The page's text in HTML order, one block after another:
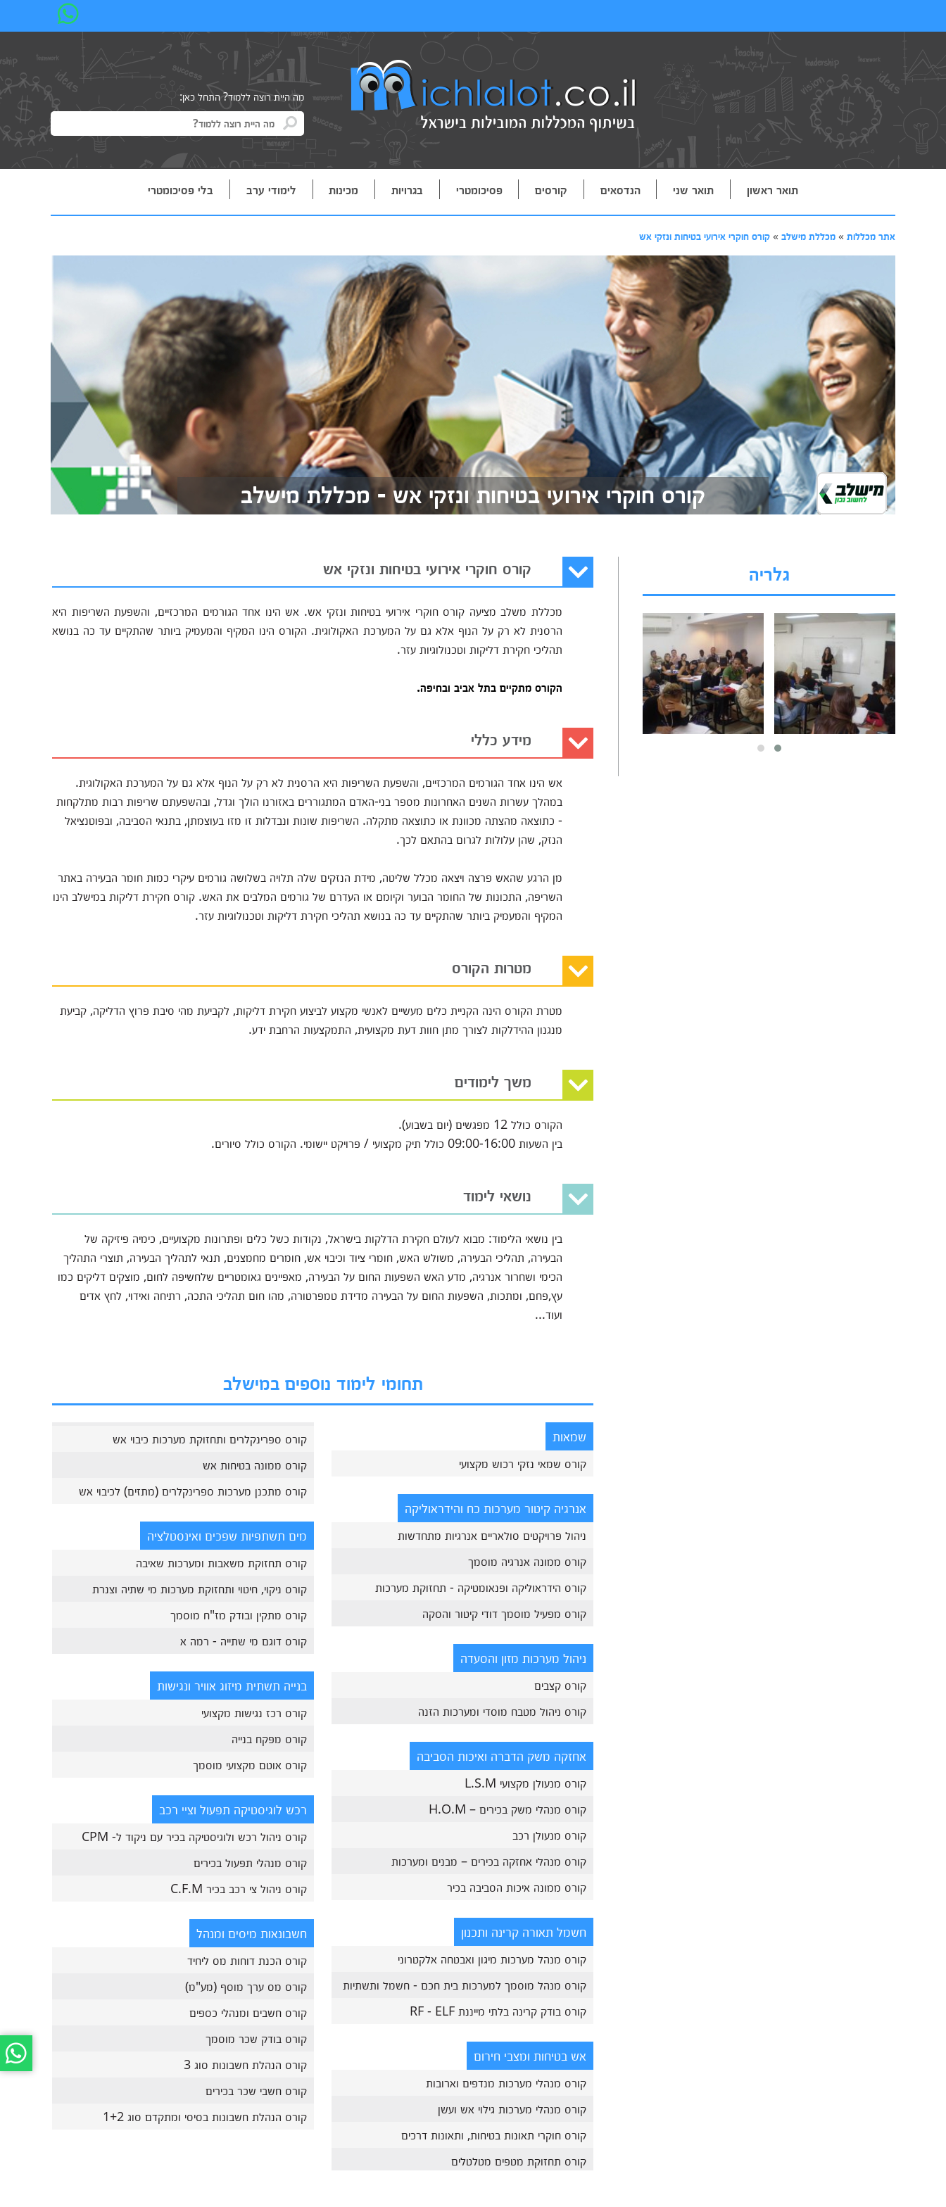
מה היית רוצה ללמוד? התחל כאן:
תואר ראשון תואר שני הנדסאים קורסים פסיכומטרי בגרויות מכינות לימודי ערב בלי פסיכומטרי
אתר מכללות » מכללת מישלב » קורס חוקרי אירועי בטיחות ונזקי אש
קורס חוקרי אירועי בטיחות ונזקי אש - מכללת מישלב
גלריה קורס חוקרי אירועי בטיחות ונזקי אש
מכללת משלב מציעה קורס חוקרי אירועי בטיחות ונזקי אש. אש הינו אחד הגורמים המרכזיים, והשפעת השריפות היא
הרסנית לא רק על הנוף אלא גם על המערכת האקולוגית. הקורס הינו המקיף והמעמיק ביותר שהתקיים עד כה בנושא
תהליכי חקירת דליקות וטכנולוגיות עזר.
הקורס מתקיים בתל אביב ובחיפה.
מידע כללי
אש הינו אחד הגורמים המרכזיים, והשפעת השריפות היא הרסנית לא רק על הנוף אלא גם על המערכת האקולוגית.
במהלך עשרות השנים האחרונות מספר בני-האדם המתגוררים באזורנו הולך וגדל, ובהשפעתם שריפות רבות מתלקחות
- כתוצאה מהצתה מכוונת או כתוצאה מתקלה. השריפות שונות ונבדלות זו מזו בעוצמתן, בתנאי הסביבה, ובפוטנציאל
הנזק, שהן עלולות לגרום בהתאם לכך.
מן הרגע שהאש פרצה ויצאה מכלל שליטה, מידת הנזקים שלה תלויה בשלושה גורמים עיקרי כמות חומר הבעירה באתר
השריפה, התכונות של החומר הבוער וקיומם או העדרם של גורמים המלבים את האש. קורס חקירת דליקות במישלב הינו
המקיף והמעמיק ביותר שהתקיים עד כה בנושא תהליכי חקירת דליקות וטכנולוגיות עזר.
מטרות הקורס
מטרת הקורס הינה הקניית כלים מעשיים לאנשי מקצוע לביצוע חקירת דליקות, לקביעת מהי סיבת פרוץ הדליקה, קביעת
מנגנון ההידלקות לצורך מתן חוות דעת מקצועית, התמקצעות הרחבת ידע.
משך לימודים
הקורס כולל 12 מפגשים (יום בשבוע).
בין השעות 09:00-16:00 כולל תיק מקצועי / פרויקט יישומי. הקורס כולל סיורים.
נושאי לימוד
בין נושאי הלימוד: מבוא לעולם חקירת הדלקות בישראל, נקודות כשל כלים ופתרונות מקצועיים, כימיה פיזיקה של
הבעירה, תהליכי הבעירה, משולש האש, חומרי ציוד וכיבוי אש, חומרים מחמצנים, תנאי לתהליך הבעירה, תוצרי התהליך
הכימי ושחרור אנרגיה, מדע האש השפעות החום על הבעירה, מאפיינים גאומטריים שלחשיפה לחום, מוצקים דליקים כמו
עץ,פחם, ומתכות, השפעות החום על הבעירה מדידת טמפרטורה, מהו חום תהליכי התכה, רתיחה ואידוי, לחץ אדים
ועוד...
תחומי לימוד נוספים במישלב
שמאות
קורס שמאי נזקי רכוש מקצועי
אנרגיה קיטור מערכות כח והידראוליקה
ניהול פרויקטים סולאריים אנרגיות מתחדשות
קורס ממונה אנרגיה מוסמך
קורס הידראוליקה ופנאומטיקה - תחזוקת מערכות
קורס מפעיל מוסמך דודי קיטור והסקה
ניהול מערכות מזון והסעדה
קורס קצבים
קורס ניהול מטבח מוסדי ומערכות הזנה
אחזקה משק הדברה ואיכות הסביבה
קורס מנעולן מקצועי L.S.M
קורס מנהלי משק בכירים – H.O.M
קורס מנעולן רכב
קורס מנהלי אחזקה בכירים – מבנים ומערכות
קורס ממונה איכות הסביבה בכיר
חשמל תאורה קרינה ותכנון
קורס מנהל מערכות מיגון ואבטחה אלקטרוני
קורס מנהל מוסמך למערכות בית חכם - חשמל ותשתיות
קורס בודק קרינה בלתי מייננת RF - ELF
אש בטיחות ומצבי חירום
קורס מנהלי מערכות מנדפים וארובות
קורס מנהלי מערכות גילוי אש ועשן
קורס חוקרי תאונות בטיחות, ותאונות דרכים
קורס תחזוקת מטפים מטלטלים
קורס ספרינקלרים ותחזוקת מערכות כיבוי אש
קורס ממונה בטיחות אש
קורס מתכנן מערכות ספרינקלרים (מתזים) לכיבוי אש
מים תשתפיות שפכים ואינסטלציה
קורס תחזוקת משאבות ומערכות שאיבה
קורס ניקוי, חיטוי ותחזוקת מערכות מי שתיה וצנרת
קורס מתקין ובודק מז"ח מוסמך
קורס דוגם מי שתייה - רמה א
בנייה תשתית מיזוג אוויר ונגישות
קורס רכז נגישות מקצועי
קורס מפקח בנייה
קורס אוטם מקצועי מוסמך
רכש לוגיסטיקה תפעול וציי רכב
קורס ניהול רכש ולוגיסטיקה בכיר עם ניקוד ל- CPM
קורס מנהלי תפעול בכירים
קורס ניהול צי רכב בכיר C.F.M
חשבונאות מיסים ומנהל
קורס הכנת דוחות מס ליחיד
קורס מס ערך מוסף (מע"מ)
קורס חשבים ומנהלי כספים
קורס בודק שכר מוסמך
קורס הנהלת חשבונות סוג 3
קורס חשבי שכר בכירים
קורס הנהלת חשבונות בסיסי ומתקדם סוג 1+2